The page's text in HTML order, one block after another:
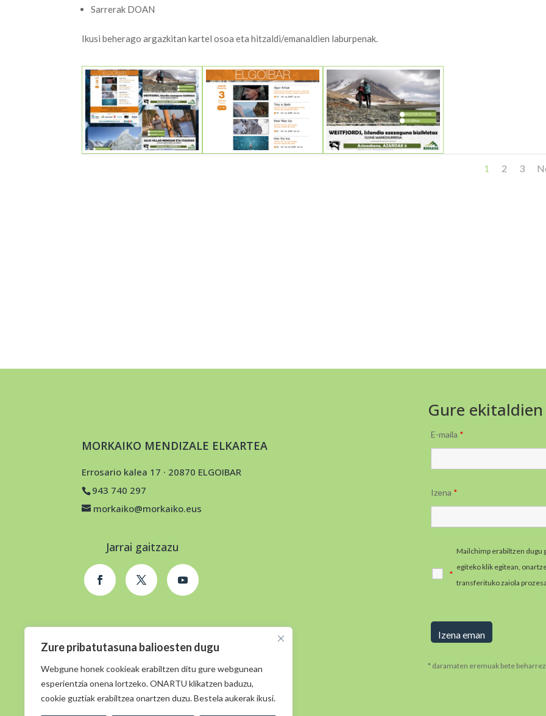
Zure pribatutasuna balioesten dugu
Webgune honek cookieak erabiltzen ditu gure webgunean
esperientzia onena lortzeko. ONARTU klikatzen baduzu,
cookie guztiak erabiltzea onartzen duzu. Bestela aukerak ikusi.
Sarrerak DOAN
Ikusi beherago argazkitan kartel osoa eta hitzaldi/emanaldien laburpenak.
1 2 3
MORKAIKO MENDIZALE ELKARTEA
Errosario kalea 17 · 20870 ELGOIBAR
943 740 297
morkaiko@morkaiko.eus
Jarrai gaitzazu
Gure
* daramaten eremuak bete
E-maila *
Izena *
*
Mailchimp erabiltzen dugu
egiteko klik egitean,
transferituko zaiola